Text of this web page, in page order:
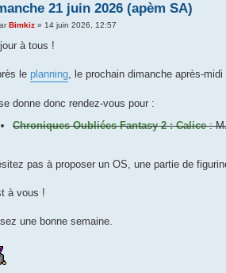
21 juin 2026 (apèm SA)
Bimkiz» 14 juin 2026, 12:57
à tous !
le planning, le prochain dimanche après-midi
donne donc rendez-vous pour :
Chroniques Oubliées Fantasy 2 : Calice:
pas à proposer un OS, une partie de
à vous !
une bonne semaine.